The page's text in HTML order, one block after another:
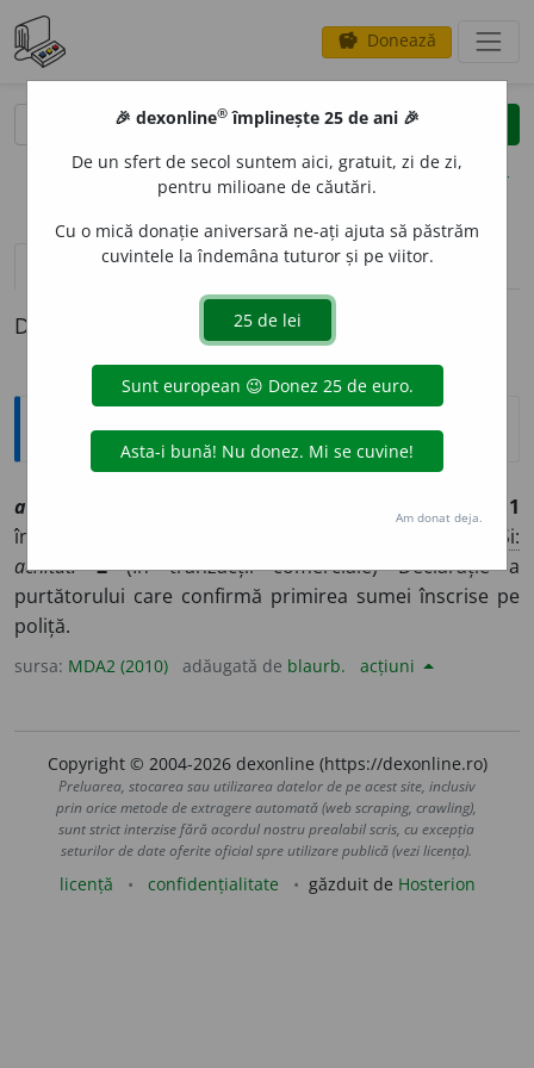
savings Donează
clear
opțiuni
definiții (1) pronunțievolume_up (6)
Definiția cu ID-ul 1005837:
Explicative DEX
achit
1
îndeplinire a unei obligații materiale sau morale
Si:
achitat.
2(În tranzacții comerciale) Declarație a
purtătorului care confirmă primirea sumei înscrise pe
poliță.
sursa: MDA2 (2010) adăugată de blaurb. acțiuni
Copyright © 2004-2026 dexonline (https://dexonline.ro)
Preluarea, stocarea sau utilizarea datelor de pe acest site, inclusiv
prin orice metode de extragere automată (web scraping, crawling),
sunt strict interzise fără acordul nostru prealabil scris, cu excepția
seturilor de date oferite oficial spre utilizare publică (vezi licența).
licență confidențialitate găzduit de Hosterion
🎉 dexonline® împlinește 25 de ani 🎉
De un sfert de secol suntem aici, gratuit, zi de zi,
pentru milioane de căutări.
Cu o mică donație aniversară ne-ați ajuta să păstrăm
cuvintele la îndemâna tuturor și pe viitor.
Am donat deja.